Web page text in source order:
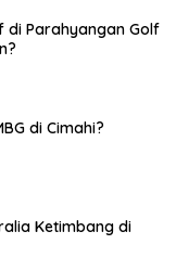
di Parahyangan Golf
di Cimahi?
Ketimbang di